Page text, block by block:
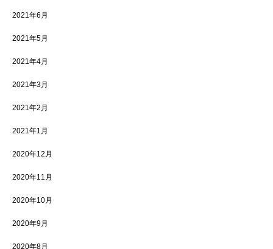
2021年6月
2021年5月
2021年4月
2021年3月
2021年2月
2021年1月
2020年12月
2020年11月
2020年10月
2020年9月
2020年8月